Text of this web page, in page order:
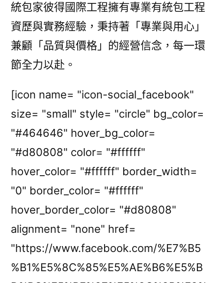
統包家彼得國際工程擁有專業有統包工程
資歷與實務經驗，秉持著「專業與用心」
兼顧「品質與價格」的經營信念，每一環
節全力以赴。
[icon name= "icon-social_facebook"
size= "small" style= "circle" bg_color=
"#464646" hover_bg_color=
"#d80808" color= "#ffffff"
hover_color= "#ffffff" border_width=
"0" border_color= "#ffffff"
hover_border_color= "#d80808"
alignment= "none" href=
"https://www.facebook.com/%E7%B5
%B1%E5%8C%85%E5%AE%B6%E5%B